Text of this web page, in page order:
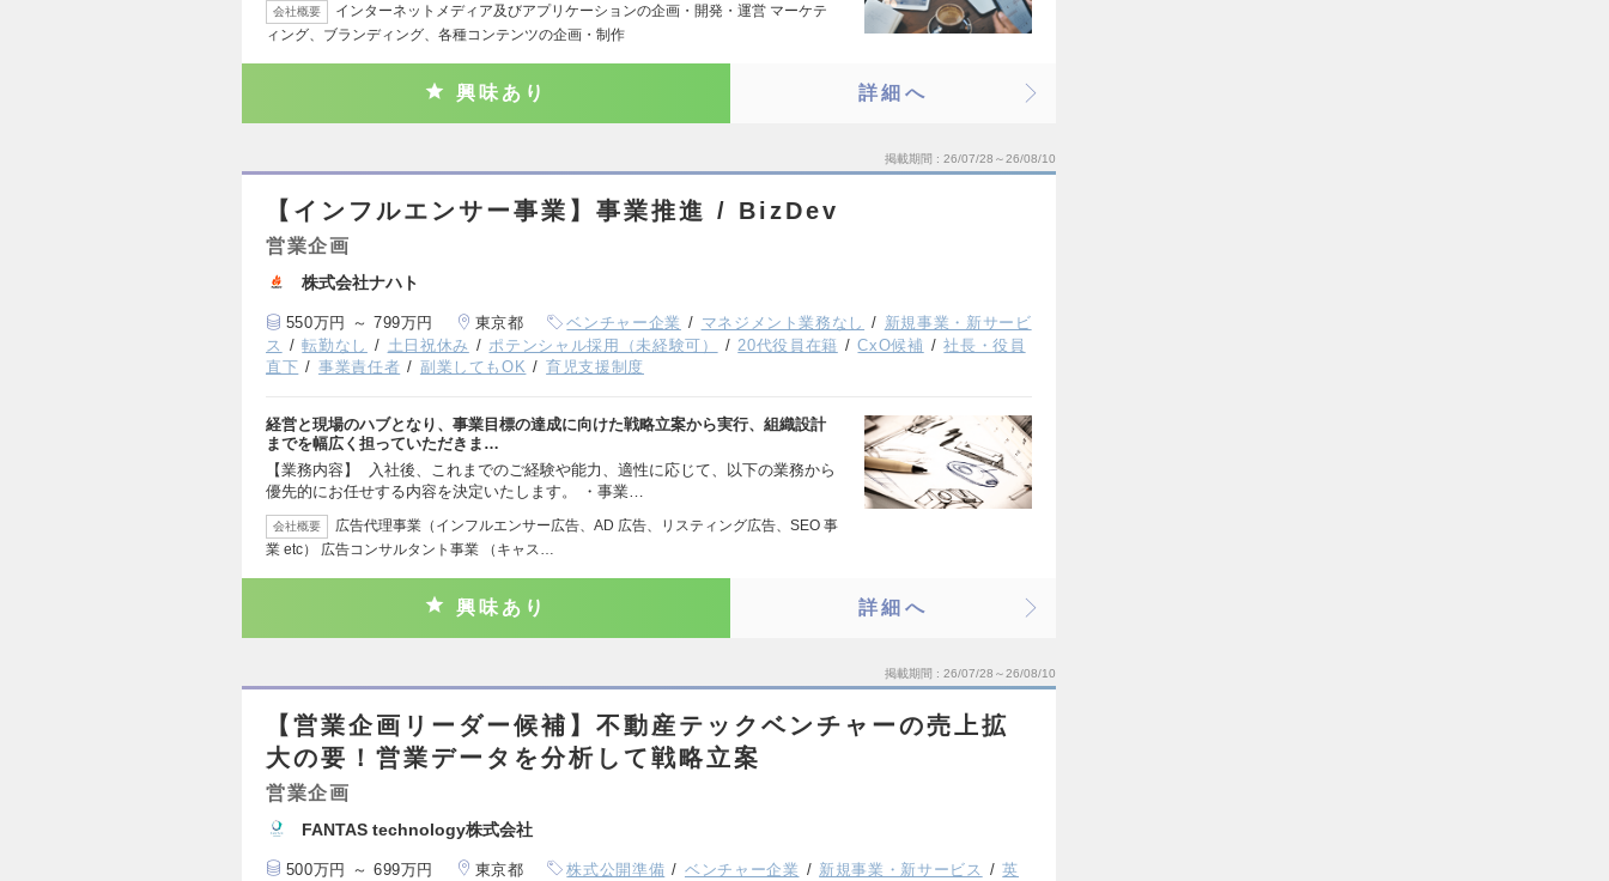
会社概要
インターネットメディア及びアプリケーションの企画・開発・運営 マーケテ
ィング、ブランディング、各種コンテンツの企画・制作
興味あり 詳細へ
掲載期間 26/07/28～26/08/10
【インフルエンサー事業】事業推進 / BizDev
営業企画
株式会社ナハト
550万円 ～ 799万円 東京都 ベンチャー企業 マネジメント業務なし
新規事業・新サービ
ス
転勤なし 土日祝休み ポテンシャル採用（未経験可） 20代役員在籍 CxO候補
社長・役員
直下
事業責任者 副業してもOK 育児支援制度
経営と現場のハブとなり、事業目標の達成に向けた戦略立案から実行、組織設計
までを幅広く担っていただきま…
【業務内容】 入社後、これまでのご経験や能力、適性に応じて、以下の業務から
優先的にお任せする内容を決定いたします。 ・事業…
会社概要
広告代理事業（インフルエンサー広告、AD 広告、リスティング広告、SEO 事
業 etc） 広告コンサルタント事業 （キャス…
興味あり 詳細へ
掲載期間 26/07/28～26/08/10
【営業企画リーダー候補】不動産テックベンチャーの売上拡
大の要！営業データを分析して戦略立案
営業企画
FANTAS technology株式会社
500万円 ～ 699万円 東京都 株式公開準備 ベンチャー企業 新規事業・新サービス 英